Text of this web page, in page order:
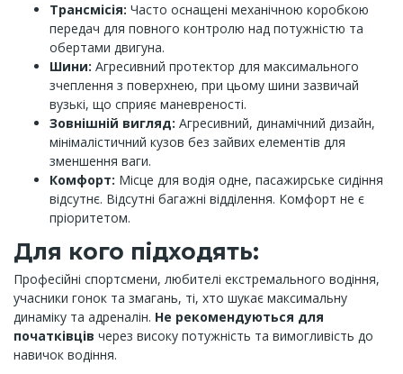
Трансмісія: Часто оснащені механічною коробкою
передач для повного контролю над потужністю та
обертами двигуна.
Шини: Агресивний протектор для максимального
зчеплення з поверхнею, при цьому шини зазвичай
вузькі, що сприяє маневреності.
Зовнішній вигляд: Агресивний, динамічний дизайн,
мінімалістичний кузов без зайвих елементів для
зменшення ваги.
Комфорт: Місце для водія одне, пасажирське сидіння
відсутнє. Відсутні багажні відділення. Комфорт не є
пріоритетом.
Для кого підходять:
Професійні спортсмени, любителі екстремального водіння,
учасники гонок та змагань, ті, хто шукає максимальну
динаміку та адреналін. Не рекомендуються для
початківців через високу потужність та вимогливість до
навичок водіння.